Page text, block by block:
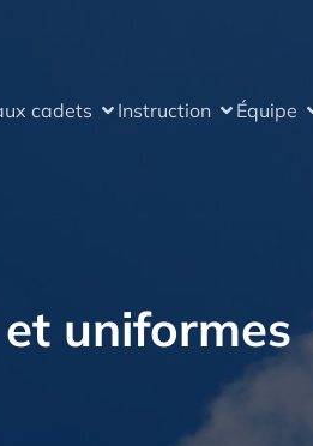
cadets Instruction Équipe
uniformes